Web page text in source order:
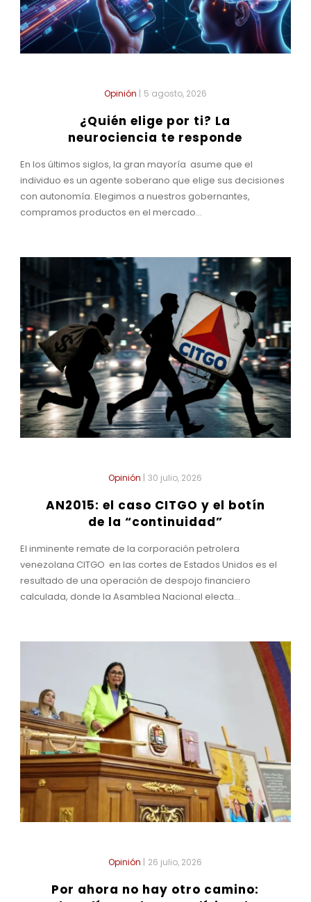
Opinión | 5 agosto, 2026
¿Quién elige por ti? La
neurociencia te responde
En los últimos siglos, la gran mayoría asume que el
individuo es un agente soberano que elige sus decisiones
con autonomía. Elegimos a nuestros gobernantes,
compramos productos en el mercado...
Opinión | 30 julio, 2026
AN2015: el caso CITGO y el botín
de la “continuidad”
El inminente remate de la corporación petrolera
venezolana CITGO en las cortes de Estados Unidos es el
resultado de una operación de despojo financiero
calculada, donde la Asamblea Nacional electa...
Opinión | 26 julio, 2026
Por ahora no hay otro camino: